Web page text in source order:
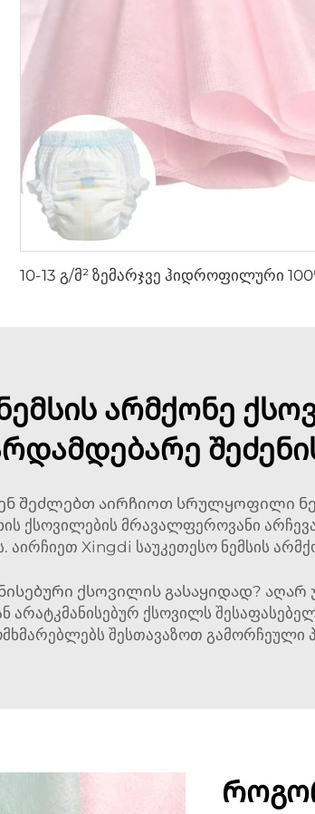
არმქონე
შეძლებთ აირჩიოთ სრულყოფილი
ქსოვილების მრავალფეროვანი
აირჩიეთ Xingdi საუკეთესო ნემსის
ქსოვილის გასაყიდად?
არატკმანისებურ ქსოვილს
შესთავაზოთ გამორჩეული